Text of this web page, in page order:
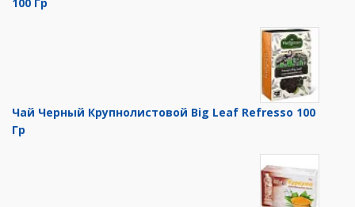
Чай Черный Крупнолистовой Big Leaf Refresso 100
Гр